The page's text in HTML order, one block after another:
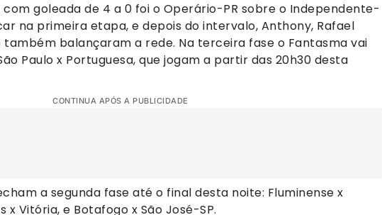
goleada de 4 a 0 foi o Operário-PR sobre o Independente-
na primeira etapa, e depois do intervalo, Anthony, Rafael
também balançaram a rede. Na terceira fase o Fantasma vai
Paulo x Portuguesa, que jogam a partir das 20h30 desta
CONTINUA APÓS A PUBLICIDADE
a segunda fase até o final desta noite: Fluminense x
x Vitória, e Botafogo x São José-SP.